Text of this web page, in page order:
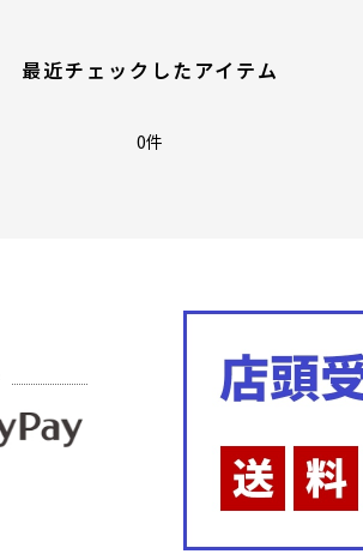
最近チェックしたアイテム
0件